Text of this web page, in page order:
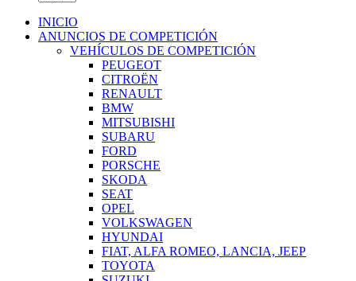
INICIO
ANUNCIOS DE COMPETICIÓN
VEHÍCULOS DE COMPETICIÓN
PEUGEOT
CITROËN
RENAULT
BMW
MITSUBISHI
SUBARU
FORD
PORSCHE
SKODA
SEAT
OPEL
VOLKSWAGEN
HYUNDAI
FIAT, ALFA ROMEO, LANCIA, JEEP
TOYOTA